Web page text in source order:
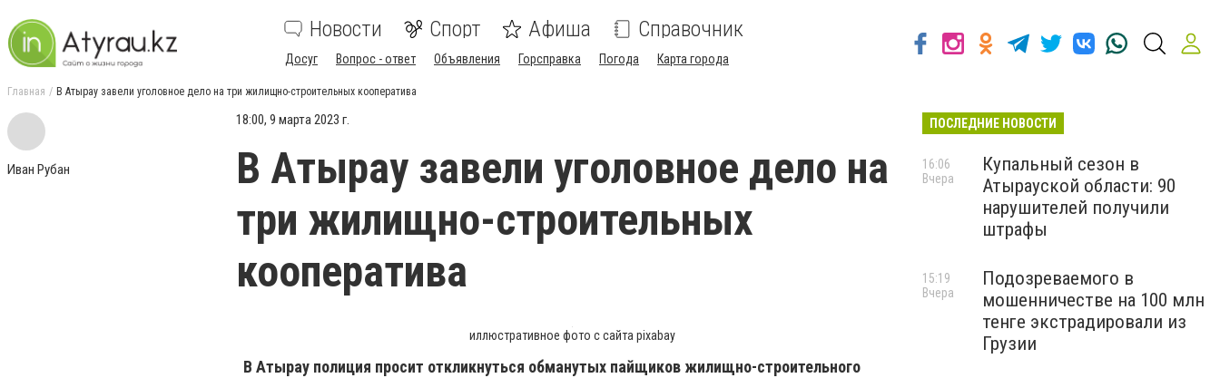
Новости Спорт Афиша Справочник
Досуг Вопрос - ответ Объявления Горсправка Погода Карта города
Главная В Атырау завели уголовное дело на три жилищно-строительных кооператива
Иван Рубан
18:00, 9 марта 2023 г.
В Атырау завели уголовное дело на
три жилищно-строительных
кооператива
иллюстративное фото с сайта pixabay
В Атырау полиция просит откликнуться обманутых пайщиков жилищно-строительного
ПОСЛЕДНИЕ НОВОСТИ
Купальный сезон в
Атырауской области: 90
нарушителей получили
штрафы
16:06
Вчера
Подозреваемого в
мошенничестве на 100 млн
тенге экстрадировали из
Грузии
15:19
Вчера